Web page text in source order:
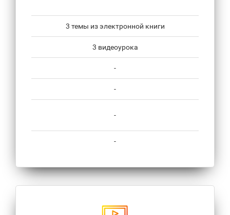
3 темы из электронной книги
3 видеоурока
-
-
-
-